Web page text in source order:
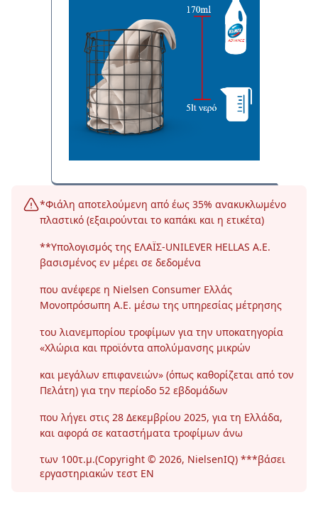
*Φιάλη αποτελούμενη από έως 35% ανακυκλωμένο
πλαστικό (εξαιρούνται το καπάκι και η ετικέτα)
**Υπολογισμός της ΕΛΑΪΣ-UNILEVER HELLAS A.E.
βασισμένος εν μέρει σε δεδομένα
που ανέφερε η Nielsen Consumer Ελλάς
Μονοπρόσωπη Α.Ε. μέσω της υπηρεσίας μέτρησης
του λιανεμπορίου τροφίμων για την υποκατηγορία
«Χλώρια και προϊόντα απολύμανσης μικρών
και μεγάλων επιφανειών» (όπως καθορίζεται από τον
Πελάτη) για την περίοδο 52 εβδομάδων
που λήγει στις 28 Δεκεμβρίου 2025, για τη Ελλάδα,
και αφορά σε καταστήματα τροφίμων άνω
των 100τ.μ.(Copyright © 2026, NielsenIQ) ***βάσει
εργαστηριακών τεστ ΕΝ